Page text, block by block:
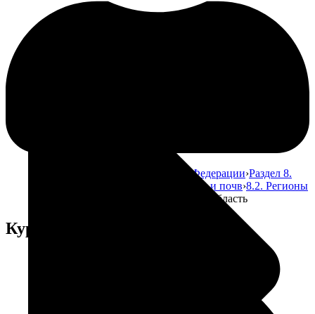
Атлас почв Российской Федерации Раздел 8.
Использование земельных ресурсов и почв 8.2. Регионы
Курганская область
Курганская область